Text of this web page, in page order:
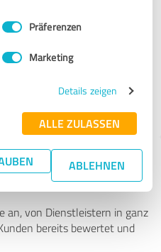
Präferenzen
Marketing
Details zeigen
ALLE ZULASSEN
ABLEHNEN
finden - mit
an, von Dienstleistern in ganz
bereits bewertet und